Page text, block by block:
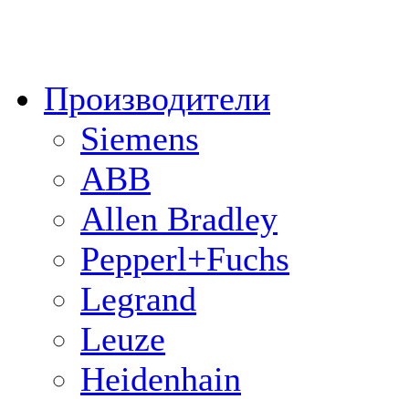
Производители
Siemens
ABB
Allen Bradley
Pepperl+Fuchs
Legrand
Leuze
Heidenhain